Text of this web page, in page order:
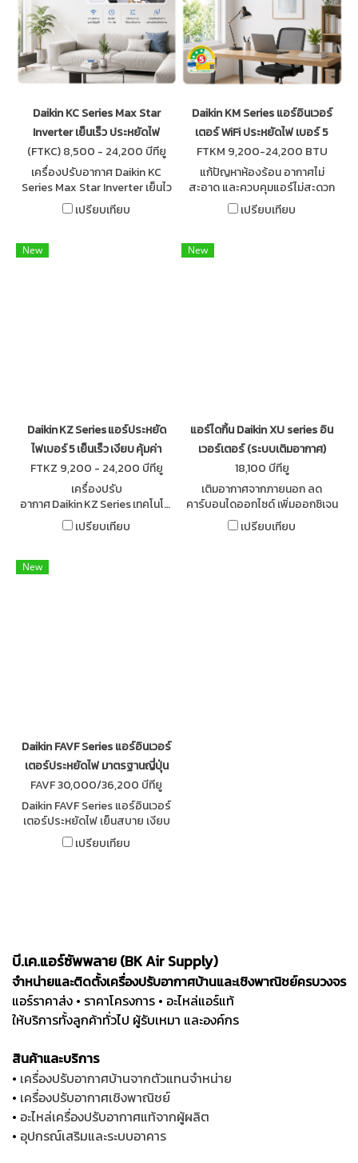
Daikin KC Series Max Star
Inverter เย็นเร็ว ประหยัดไฟ
(FTKC) 8,500 - 24,200 บีทียู
เครื่องปรับอากาศ Daikin KC
Series Max Star Inverter เย็นไว
เงียบ ประหยัดไฟ พร้อมบริการติด
ตั้งและอะไหล่แท้จาก BK
เปรียบเทียบ
Daikin KM Series แอร์อินเวอร์
เตอร์ WiFi ประหยัดไฟ เบอร์ 5
FTKM 9,200-24,200 BTU
แก้ปัญหาห้องร้อน อากาศไม่
สะอาด และควบคุมแอร์ไม่สะดวก
ด้วย Daikin KM Series พร้อม
Streamer และ WiFi Control
เปรียบเทียบ
New
Daikin KZ Series แอร์ประหยัด
ไฟเบอร์ 5 เย็นเร็ว เงียบ คุ้มค่า
FTKZ 9,200 - 24,200 บีทียู
เครื่องปรับ
อากาศ Daikin KZ Series เทคโนโลยี
ญี่ปุ่น เต็มระบบ เย็นเร็ว ประหยัด
ไฟ เบอร์ 5 เหมาะกับ
เปรียบเทียบ
New
แอร์ไดกิ้น Daikin XU series อิน
เวอร์เตอร์ (ระบบเติมอากาศ)
18,100 บีทียู
เติมอากาศจากภายนอก ลด
คาร์บอนไดออกไซด์ เพิ่มออกซิเจน
ให้สมอง เลือกโหมดการทํางาน
อัตโนมัติ ทั้งระบบทําความเย็นและ
เปรียบเทียบ
New
Daikin FAVF Series แอร์อินเวอร์
เตอร์ประหยัดไฟ มาตรฐานญี่ปุ่น
FAVF 30,000/36,200 บีทียู
Daikin FAVF Series แอร์อินเวอร์
เตอร์ประหยัดไฟ เย็นสบาย เงียบ
ควบคุมอุณหภูมิแม่นยำ มาตรฐาน
ญี่ปุ่นจาก BK Air Supply
เปรียบเทียบ
บี.เค.แอร์ซัพพลาย (BK Air Supply)
จำหน่ายและติดตั้งเครื่องปรับอากาศบ้านและเชิงพาณิชย์ครบวงจร
แอร์ราคาส่ง • ราคาโครงการ • อะไหล่แอร์แท้
ให้บริการทั้งลูกค้าทั่วไป ผู้รับเหมา และองค์กร
สินค้าและบริการ
• เครื่องปรับอากาศบ้านจากตัวแทนจำหน่าย
• เครื่องปรับอากาศเชิงพาณิชย์
• อะไหล่เครื่องปรับอากาศแท้จากผู้ผลิต
• อุปกรณ์เสริมและระบบอาคาร